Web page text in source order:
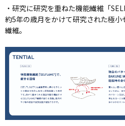
・研究に研究を重ねた機能繊維「
約5年の歳月をかけて研究された極
繊維。